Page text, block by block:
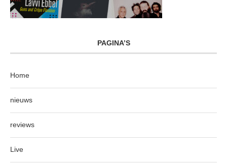
PAGINA’S
Home
nieuws
reviews
Live